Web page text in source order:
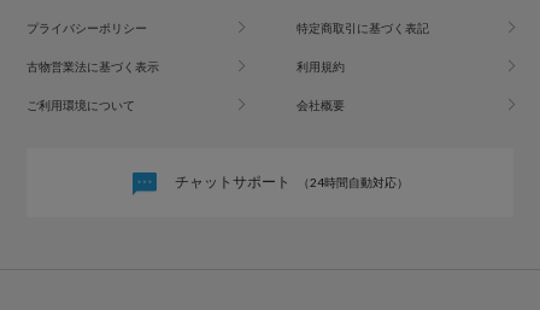
プライバシーポリシー 特定商取引に基づく表記
古物営業法に基づく表示 利用規約
ご利用環境について 会社概要
チャットサポート （24時間自動対応）